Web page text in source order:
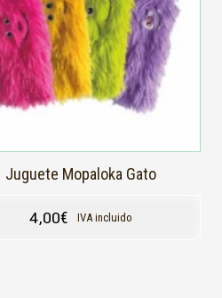
Juguete Mopaloka Gato
4,00€ IVA incluido